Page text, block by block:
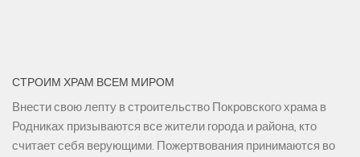
СТРОИМ ХРАМ ВСЕМ МИРОМ
Внести свою лепту в строительство Покровского храма в
Родниках призываются все жители города и района, кто
считает себя верующими. Пожертвования принимаются во